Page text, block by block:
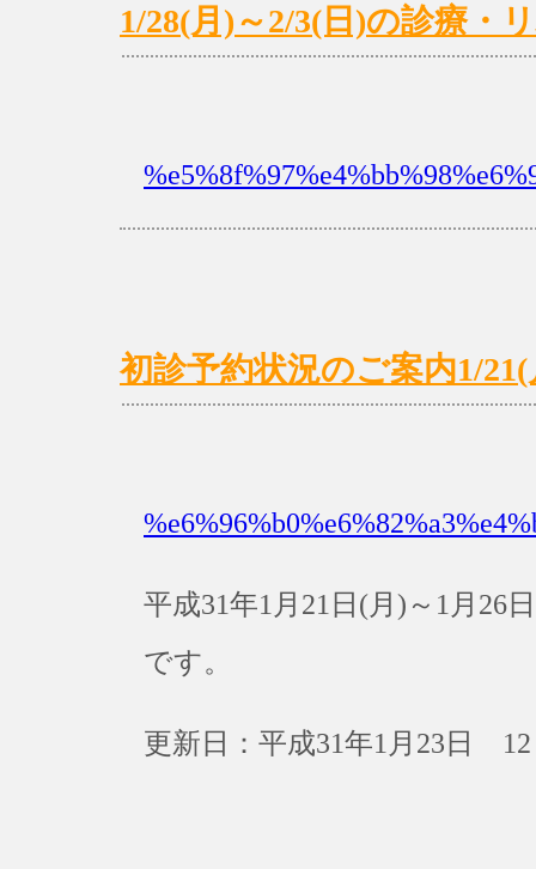
1/28(月)～2/3(日)の診療・
初診予約状況のご案内1/21(
平成31年1月21日(月)～1月26
です。
更新日：平成31年1月23日 12